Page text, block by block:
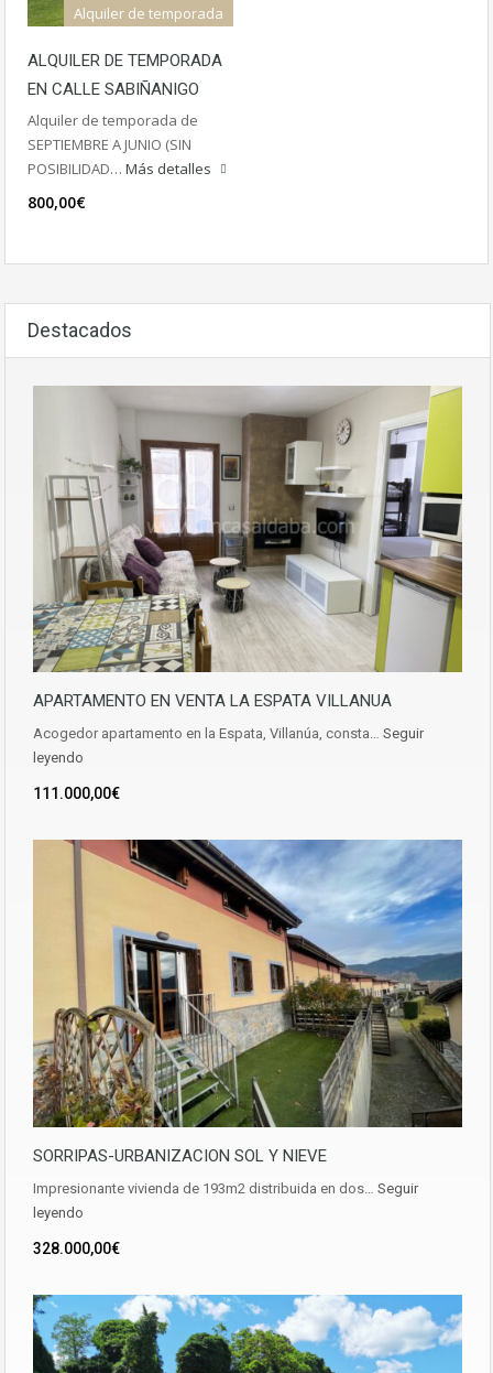
Alquiler de temporada
ALQUILER DE TEMPORADA
EN CALLE SABIÑANIGO
Alquiler de temporada de
SEPTIEMBRE A JUNIO (SIN
POSIBILIDAD… Más detalles
800,00€
Destacados
APARTAMENTO EN VENTA LA ESPATA VILLANUA
Acogedor apartamento en la Espata, Villanúa, consta… Seguir
leyendo
111.000,00€
SORRIPAS-URBANIZACION SOL Y NIEVE
Impresionante vivienda de 193m2 distribuida en dos… Seguir
leyendo
328.000,00€